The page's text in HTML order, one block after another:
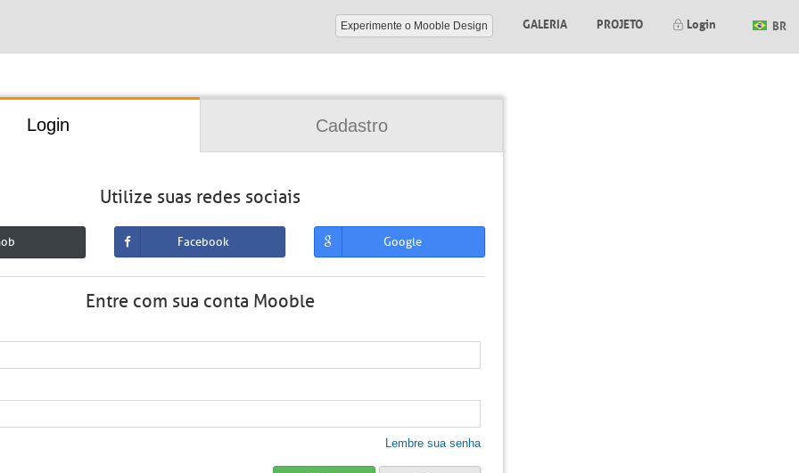
Experimente o Mooble Design GALERIA PROJETO Login BR
Login Cadastro
Utilize suas redes sociais
Facebook Google
Entre com sua conta Mooble
Lembre sua senha